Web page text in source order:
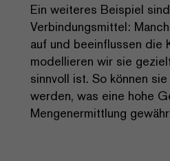
Ein weiteres Beispiel
Verbindungsmittel:
auf und beeinflussen die
modellieren wir sie
sinnvoll ist. So können
werden, was eine hohe
Mengenermittlung